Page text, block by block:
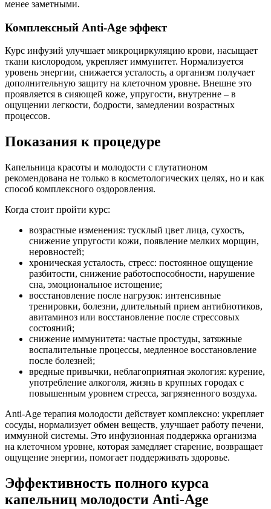
менее заметными.
Комплексный Anti-Age эффект
Курс инфузий улучшает микроциркуляцию крови, насыщает
ткани кислородом, укрепляет иммунитет. Нормализуется
уровень энергии, снижается усталость, а организм получает
дополнительную защиту на клеточном уровне. Внешне это
проявляется в сияющей коже, упругости, внутренне – в
ощущении легкости, бодрости, замедлении возрастных
процессов.
Показания к процедуре
Капельница красоты и молодости с глутатионом
рекомендована не только в косметологических целях, но и как
способ комплексного оздоровления.
Когда стоит пройти курс:
возрастные изменения: тусклый цвет лица, сухость,
снижение упругости кожи, появление мелких морщин,
неровностей;
хроническая усталость, стресс: постоянное ощущение
разбитости, снижение работоспособности, нарушение
сна, эмоциональное истощение;
восстановление после нагрузок: интенсивные
тренировки, болезни, длительный прием антибиотиков,
авитаминоз или восстановление после стрессовых
состояний;
снижение иммунитета: частые простуды, затяжные
воспалительные процессы, медленное восстановление
после болезней;
вредные привычки, неблагоприятная экология: курение,
употребление алкоголя, жизнь в крупных городах с
повышенным уровнем стресса, загрязненного воздуха.
Anti-Age терапия молодости действует комплексно: укрепляет
сосуды, нормализует обмен веществ, улучшает работу печени,
иммунной системы. Это инфузионная поддержка организма
на клеточном уровне, которая замедляет старение, возвращает
ощущение энергии, помогает поддерживать здоровье.
Эффективность полного курса
капельниц молодости Anti-Age